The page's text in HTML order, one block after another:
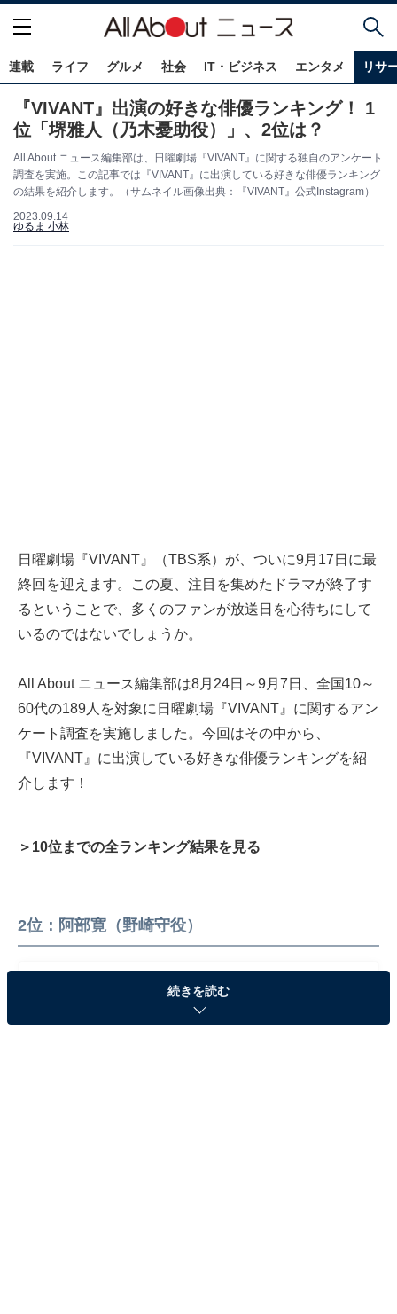
連載 ライフ グルメ 社会 IT・ビジネス エンタメ リサ
『VIVANT』出演の好きな俳優ランキング！ 1
位「堺雅人（乃木憂助役）」、2位は？
All About ニュース編集部は、日曜劇場『VIVANT』に関する独自のアンケート
調査を実施。この記事では『VIVANT』に出演している好きな俳優ランキング
の結果を紹介します。（サムネイル画像出典：『VIVANT』公式Instagram）
2023.09.14
ゆるま 小林
日曜劇場『VIVANT』（TBS系）が、ついに9月17日に最
終回を迎えます。この夏、注目を集めたドラマが終了す
るということで、多くのファンが放送日を心待ちにして
いるのではないでしょうか。
All About ニュース編集部は8月24日～9月7日、全国10～
60代の189人を対象に日曜劇場『VIVANT』に関するアン
ケート調査を実施しました。今回はその中から、
『VIVANT』に出演している好きな俳優ランキングを紹
介します！
＞10位までの全ランキング結果を見る
2位：阿部寛（野崎守役）
続きを読む